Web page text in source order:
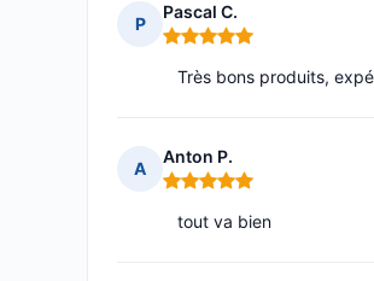
P
Pascal C.
Note : 5 sur 5
Très bons produits,
A
Anton P.
Note : 5 sur 5
tout va bien